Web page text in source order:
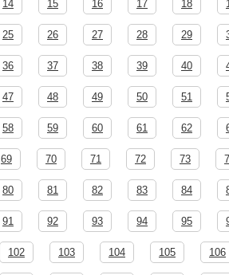
14 15 16 17 18
25 26 27 28 29
36 37 38 39 40
47 48 49 50 51
58 59 60 61 62
69 70 71 72 73
80 81 82 83 84
91 92 93 94 95
102 103 104 105 106